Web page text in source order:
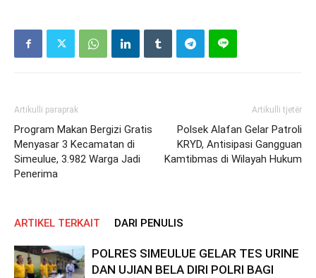
Artikulli paraprak
Program Makan Bergizi Gratis
Menyasar 3 Kecamatan di
Simeulue, 3.982 Warga Jadi
Penerima
Artikulli tjetër
Polsek Alafan Gelar Patroli
KRYD, Antisipasi Gangguan
Kamtibmas di Wilayah Hukum
ARTIKEL TERKAIT DARI PENULIS
POLRES SIMEULUE GELAR TES URINE
DAN UJIAN BELA DIRI POLRI BAGI